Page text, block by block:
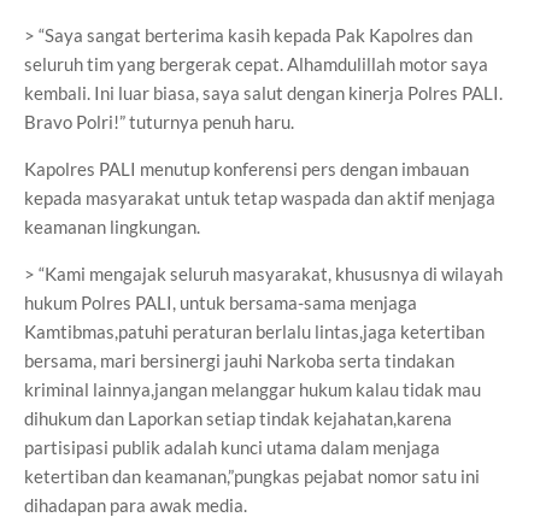
> “Saya sangat berterima kasih kepada Pak Kapolres dan
seluruh tim yang bergerak cepat. Alhamdulillah motor saya
kembali. Ini luar biasa, saya salut dengan kinerja Polres PALI.
Bravo Polri!” tuturnya penuh haru.
Kapolres PALI menutup konferensi pers dengan imbauan
kepada masyarakat untuk tetap waspada dan aktif menjaga
keamanan lingkungan.
> “Kami mengajak seluruh masyarakat, khususnya di wilayah
hukum Polres PALI, untuk bersama-sama menjaga
Kamtibmas,patuhi peraturan berlalu lintas,jaga ketertiban
bersama, mari bersinergi jauhi Narkoba serta tindakan
kriminal lainnya,jangan melanggar hukum kalau tidak mau
dihukum dan Laporkan setiap tindak kejahatan,karena
partisipasi publik adalah kunci utama dalam menjaga
ketertiban dan keamanan,”pungkas pejabat nomor satu ini
dihadapan para awak media.